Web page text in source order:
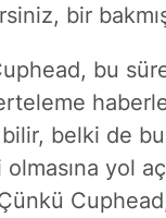
bir
bu
bilir, belki de
yol